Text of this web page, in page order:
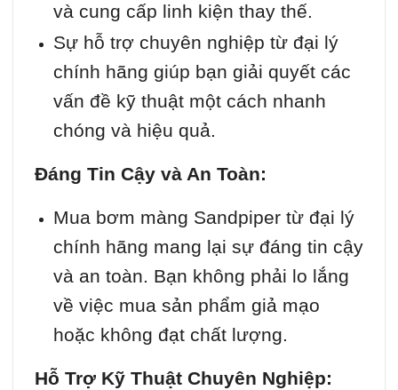
và cung cấp linh kiện thay thế.
Sự hỗ trợ chuyên nghiệp từ đại lý
chính hãng giúp bạn giải quyết các
vấn đề kỹ thuật một cách nhanh
chóng và hiệu quả.
Đáng Tin Cậy và An Toàn:
Mua bơm màng Sandpiper từ đại lý
chính hãng mang lại sự đáng tin cậy
và an toàn. Bạn không phải lo lắng
về việc mua sản phẩm giả mạo
hoặc không đạt chất lượng.
Hỗ Trợ Kỹ Thuật Chuyên Nghiệp: